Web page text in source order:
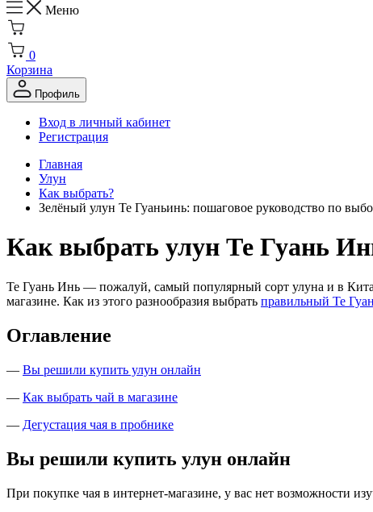
Меню
0
Корзина
Профиль
Вход в личный кабинет
Регистрация
Главная
Улун
Как выбрать?
Зелёный улун Те Гуаньинь: пошаговое руководство по
Как выбрать улун Те Гуань
Те Гуань Инь — пожалуй, самый популярный сорт улуна и в
магазине. Как из этого разнообразия выбрать правильный Те
Оглавление
— Вы решили купить улун онлайн
— Как выбрать чай в магазине
— Дегустация чая в пробнике
Вы решили купить улун онлайн
При покупке чая в интернет-магазине, у вас нет возможности